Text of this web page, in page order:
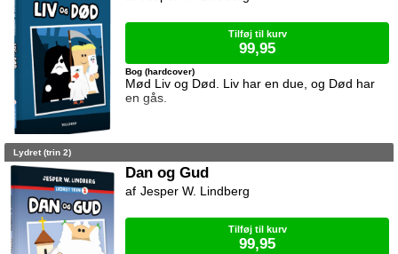
Mød Liv og Død. Liv har en due, og Død har
en gås.
Bog (hardcover)
Tilføj til kurv
99,95
Lydret (trin 2)
Dan og Gud
Jesper W. Lindberg
Tilføj til kurv
99,95